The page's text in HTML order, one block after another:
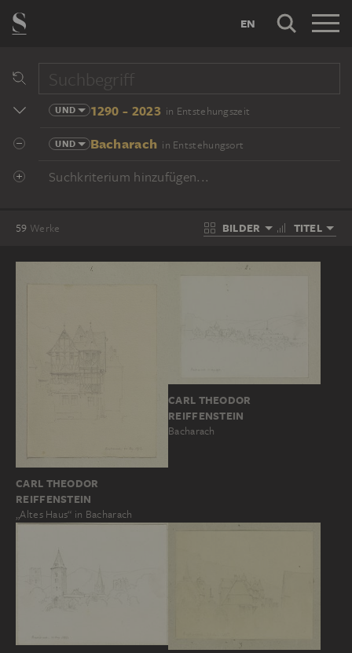
EN
UND 1290 - 2023 in Entstehungszeit
UND Bacharach in Entstehungsort
Suchkriterium hinzufügen...
59 Werke BILDER TITEL
CARL THEODOR
REIFFENSTEIN
„Altes Haus“ in Bacharach
CARL THEODOR
REIFFENSTEIN
Bacharach